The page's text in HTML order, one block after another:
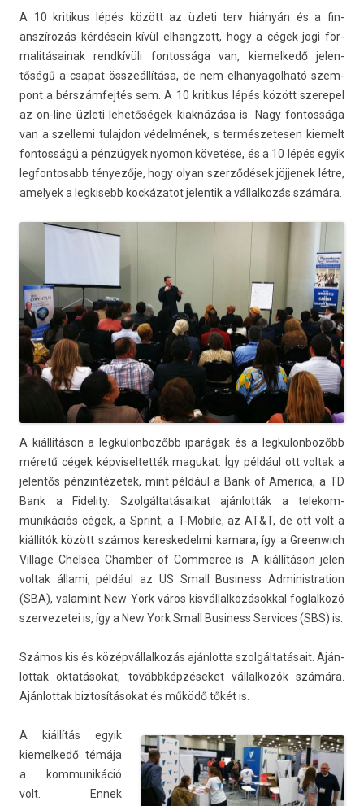
A 10 kritikus lépés között az üzleti terv hiányán és a fin­
anszírozás kérdésein kívül el­hangzott, hogy a cégek jogi for­
malitásainak rendkívüli fon­tossága van, kiemel­kedő jelen­
tőségű a csapat összeállítása, de nem el­hanyagol­ható szem­
pont a bérszámfejtés sem. A 10 kritikus lépés között szerepel
az on-line üzleti lehetőségek kiaknázása is. Nagy fon­tossága
van a szel­lemi tulaj­don védelmének, s ter­mészetes­en kiemelt
fon­tosságú a pénzügyek nyomon követése, és a 10 lépés egyik
leg­fontosabb tényezője, hogy olyan szerződések jöj­jenek létre,
amelyek a leg­kisebb kockázatot jelen­tik a vál­lalkozás számára.
A kiállításon a legkülönbözőbb iparágak és a legkülönbözőbb
méretű cégek kép­visel­tették magukat. Így például ott vol­tak a
jelen­tős pénzintézetek, mint például a Bank of America, a TD
Bank a Fidel­ity. Szol­gáltatásaikat ajánlották a telekom­
munikációs cégek, a Sprint, a T-Mobile, az AT&T, de ott volt a
kiállítók között számos keres­kedel­mi kamara, így a Green­wich
Vil­lage Chel­sea Chamb­er of Com­mer­ce is. A kiállításon jelen
vol­tak állami, például az US Small Busi­ness Ad­ministra­tion
(SBA), valamint New York város kis­vállal­kozásokk­al fog­lalkozó
szer­vezetei is, így a New York Small Busi­ness Ser­vices (SBS) is.
Számos kis és közép­vállal­kozás aján­lotta szolgáltatásait. Aján­
lottak oktatásokat, továbbképzéseket vál­lalkozók számára.
Aján­lottak bi­ztosításokat és működő tőkét is.
A kiállítás egyik
kiemel­kedő témája
a kom­munikáció
volt. Ennek